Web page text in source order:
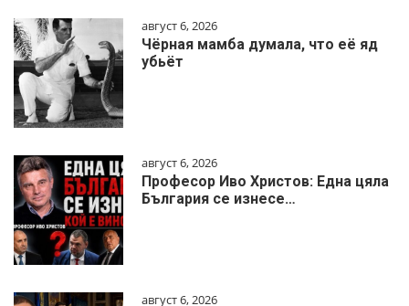
август 6, 2026
Чёрная мамба думала, что её яд
убьёт
август 6, 2026
Професор Иво Христов: Една цяла
България се изнесе…
август 6, 2026